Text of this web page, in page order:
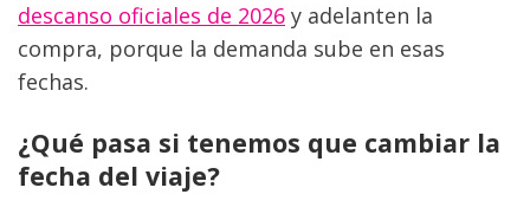
descanso oficiales de 2026 y adelanten la
compra, porque la demanda sube en esas
fechas.
¿Qué pasa si tenemos que cambiar la
fecha del viaje?